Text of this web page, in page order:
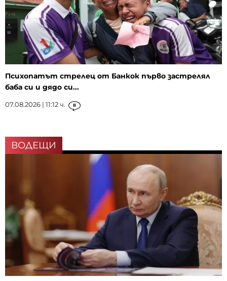
Психопатът стрелец от Банкок първо застрелял
баба си и дядо си...
07.08.2026 | 11:12 ч. 8
ВОДЕЩИ